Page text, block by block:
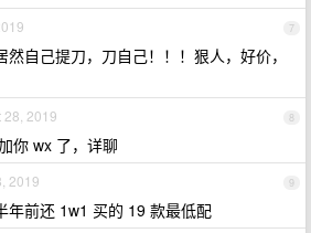
7
然自己提刀，刀自己！！！狠人，好价，
8
28, 2019
你 wx 了，详聊
9
2019
年前还 1w1 买的 19 款最低配